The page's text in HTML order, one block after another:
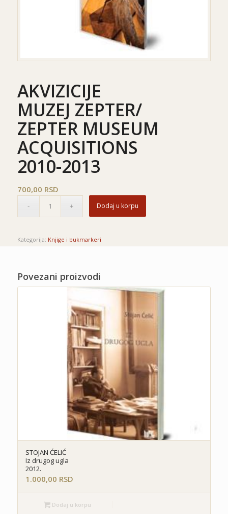
AKVIZICIJE
MUZEJ ZEPTER/
ZEPTER MUSEUM
ACQUISITIONS
2010-2013
700,00 RSD
Dodaj u korpu
Kategorija: Knjige i bukmarkeri
Povezani proizvodi
STOJAN ĆELIĆ
Iz drugog ugla
2012.
1.000,00 RSD
Dodaj u korpu